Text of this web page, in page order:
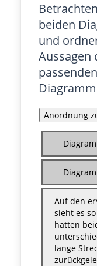
beiden
und
Aussagen
passenden
Auf den
sieht es
hätten
lange